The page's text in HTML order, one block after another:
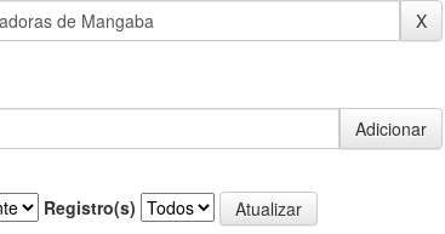
Registro(s)